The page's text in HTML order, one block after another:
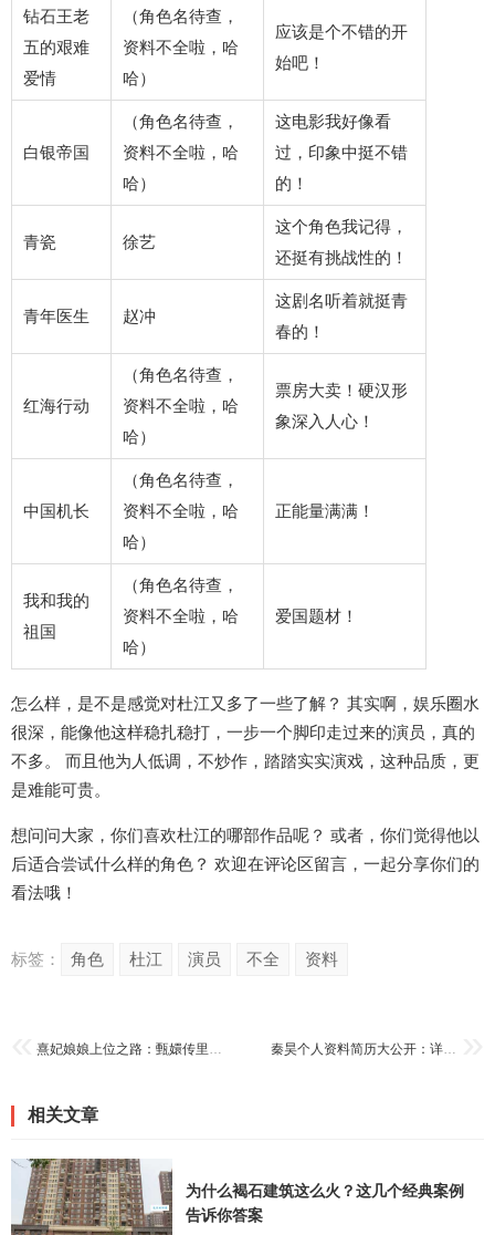
钻石王老
五的艰难
爱情
（角色名待查，
资料不全啦，哈
哈）
应该是个不错的开
始吧！
白银帝国
（角色名待查，
资料不全啦，哈
哈）
这电影我好像看
过，印象中挺不错
的！
青瓷 徐艺
这个角色我记得，
还挺有挑战性的！
青年医生 赵冲
这剧名听着就挺青
春的！
红海行动
（角色名待查，
资料不全啦，哈
哈）
票房大卖！硬汉形
象深入人心！
中国机长
（角色名待查，
资料不全啦，哈
哈）
正能量满满！
我和我的
祖国
（角色名待查，
资料不全啦，哈
哈）
爱国题材！
怎么样，是不是感觉对杜江又多了一些了解？ 其实啊，娱乐圈水
很深，能像他这样稳扎稳打，一步一个脚印走过来的演员，真的
不多。 而且他为人低调，不炒作，踏踏实实演戏，这种品质，更
是难能可贵。
想问问大家，你们喜欢杜江的哪部作品呢？ 或者，你们觉得他以
后适合尝试什么样的角色？ 欢迎在评论区留言，一起分享你们的
看法哦！
标签： 角色 杜江 演员 不全 资料
熹妃娘娘上位之路：甄嬛传里的权谋与爱情 秦昊个人资料简历大公开：详细经历及作品一览
相关文章
为什么褐石建筑这么火？这几个经典案例
告诉你答案